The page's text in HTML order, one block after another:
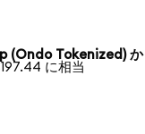
(Ondo Tokenized) か
に相当